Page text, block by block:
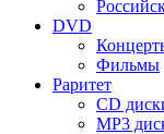
DVD
Фильмы
Раритет
CD
MP3